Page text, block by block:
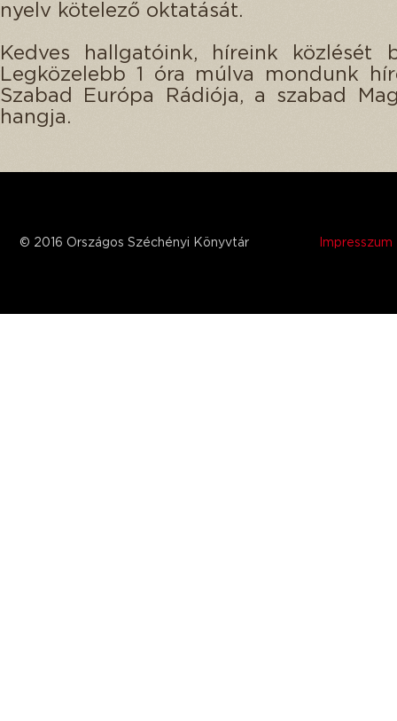
nyelv kötelező oktatását.
Kedves hallgatóink, híreink közlését
Legközelebb 1 óra múlva mondunk
Szabad Európa Rádiója, a szabad
hangja.
© 2016 Országos Széchényi Könyvtár Impresszum